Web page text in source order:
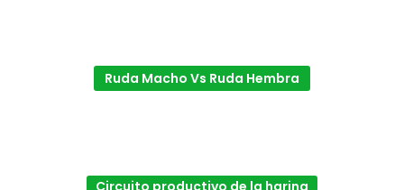
Ruda Macho Vs Ruda Hembra